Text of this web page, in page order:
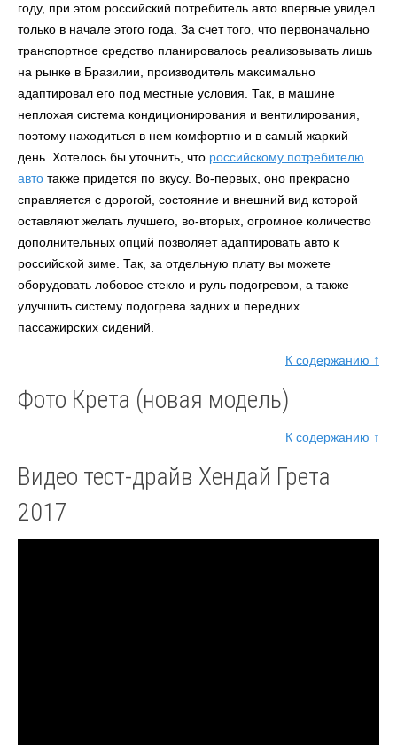
году, при этом российский потребитель авто впервые увидел
только в начале этого года. За счет того, что первоначально
транспортное средство планировалось реализовывать лишь
на рынке в Бразилии, производитель максимально
адаптировал его под местные условия. Так, в машине
неплохая система кондиционирования и вентилирования,
поэтому находиться в нем комфортно и в самый жаркий
день. Хотелось бы уточнить, что российскому потребителю
авто также придется по вкусу. Во-первых, оно прекрасно
справляется с дорогой, состояние и внешний вид которой
оставляют желать лучшего, во-вторых, огромное количество
дополнительных опций позволяет адаптировать авто к
российской зиме. Так, за отдельную плату вы можете
оборудовать лобовое стекло и руль подогревом, а также
улучшить систему подогрева задних и передних
пассажирских сидений.
К содержанию ↑
Фото Крета (новая модель)
К содержанию ↑
Видео тест-драйв Хендай Грета
2017